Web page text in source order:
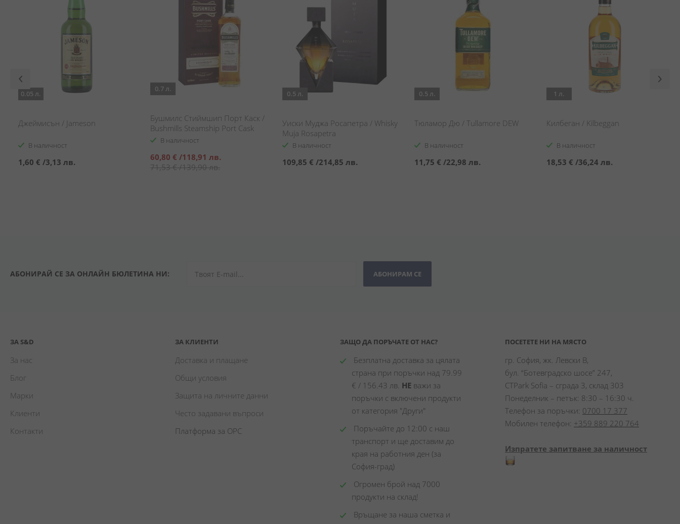
0.05 л.
Джеймисън / Jameson
В наличност
1,60 € /3,13 лв.
0.7 л.
Бушмилс Стиймшип Порт Каск /
Bushmills Steamship Port Cask
В наличност
Специална
цена
60,80 € /118,91 лв.
71,53 €/139,90 лв.
0.5 л.
Уиски Муджа Росапетра / Whisky
Muja Rosapetra
В наличност
109,85 € /214,85 лв.
0.5 л.
Тюламор Дю / Tullamore DEW
В наличност
11,75 € /22,98 лв.
1 л.
Килбеган / Kilbeggan
В наличност
18,53 € /36,24 лв.
АБОНИРАЙ СЕ ЗА ОНЛАЙН БЮЛЕТИНА НИ: АБОНИРАМ СЕ
ЗА S&D
За нас
Блог
Марки
Клиенти
Контакти
ЗА КЛИЕНТИ
Доставка и плащане
Общи условия
Защита на личните данни
Често задавани въпроси
Платформа за ОРС
ЗАЩО ДА ПОРЪЧАТЕ ОТ НАС?
Безплатна доставка за цялата
страна при поръчки над 79.99
€ / 156.43 лв. НЕ важи за
поръчки с включени продукти
от категория "Други"
Поръчайте до 12:00 с наш
транспорт и ще доставим до
края на работния ден (за
София-град)
Огромен брой над 7000
продукти на склад!
Връщане за наша сметка и
ПОСЕТЕТЕ НИ НА МЯСТО
гр. София, жк. Левски В,
бул. “Ботевградско шосе” 247,
CTPark Sofia – сграда 3, склад 303
Понеделник – петък: 8:30 – 16:30 ч.
Телефон за поръчки: 0700 17 377
Мобилен телефон: +359 889 220 764
Изпратете запитване за наличност